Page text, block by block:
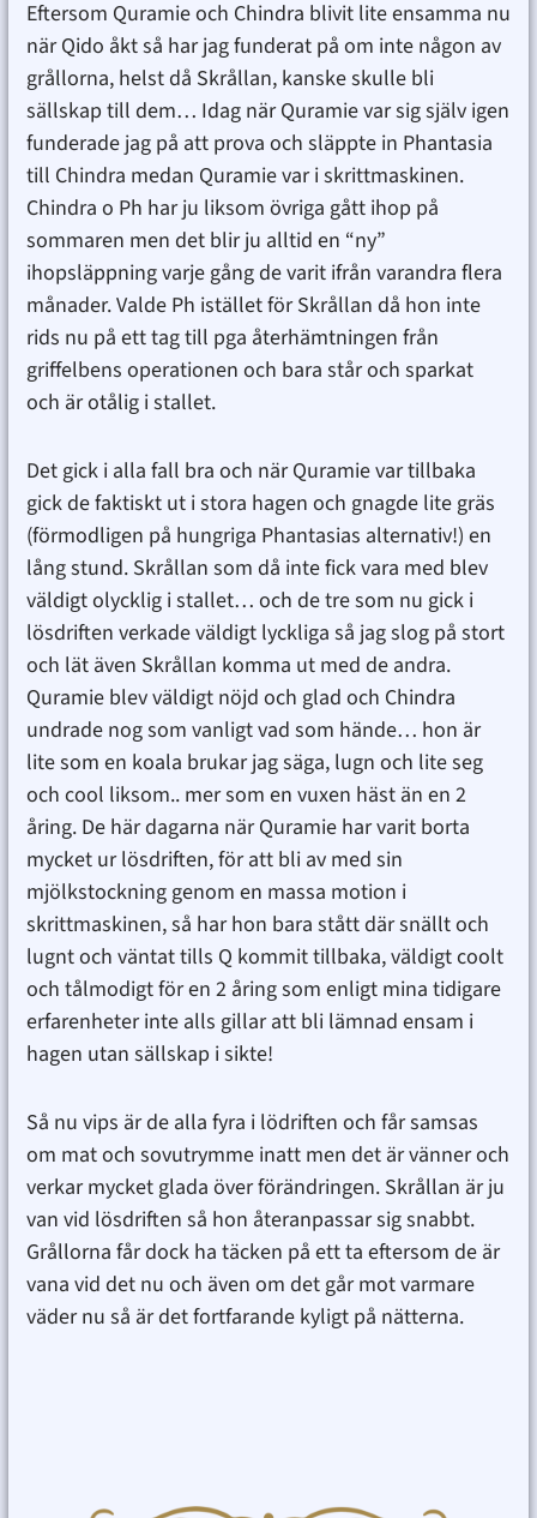
Eftersom Quramie och Chindra blivit lite ensamma nu
när Qido åkt så har jag funderat på om inte någon av
grållorna, helst då Skrållan, kanske skulle bli
sällskap till dem… Idag när Quramie var sig själv igen
funderade jag på att prova och släppte in Phantasia
till Chindra medan Quramie var i skrittmaskinen.
Chindra o Ph har ju liksom övriga gått ihop på
sommaren men det blir ju alltid en “ny”
ihopsläppning varje gång de varit ifrån varandra flera
månader. Valde Ph istället för Skrållan då hon inte
rids nu på ett tag till pga återhämtningen från
griffelbens operationen och bara står och sparkat
och är otålig i stallet.
Det gick i alla fall bra och när Quramie var tillbaka
gick de faktiskt ut i stora hagen och gnagde lite gräs
(förmodligen på hungriga Phantasias alternativ!) en
lång stund. Skrållan som då inte fick vara med blev
väldigt olycklig i stallet… och de tre som nu gick i
lösdriften verkade väldigt lyckliga så jag slog på stort
och lät även Skrållan komma ut med de andra.
Quramie blev väldigt nöjd och glad och Chindra
undrade nog som vanligt vad som hände… hon är
lite som en koala brukar jag säga, lugn och lite seg
och cool liksom.. mer som en vuxen häst än en 2
åring. De här dagarna när Quramie har varit borta
mycket ur lösdriften, för att bli av med sin
mjölkstockning genom en massa motion i
skrittmaskinen, så har hon bara stått där snällt och
lugnt och väntat tills Q kommit tillbaka, väldigt coolt
och tålmodigt för en 2 åring som enligt mina tidigare
erfarenheter inte alls gillar att bli lämnad ensam i
hagen utan sällskap i sikte!
Så nu vips är de alla fyra i lödriften och får samsas
om mat och sovutrymme inatt men det är vänner och
verkar mycket glada över förändringen. Skrållan är ju
van vid lösdriften så hon återanpassar sig snabbt.
Grållorna får dock ha täcken på ett ta eftersom de är
vana vid det nu och även om det går mot varmare
väder nu så är det fortfarande kyligt på nätterna.